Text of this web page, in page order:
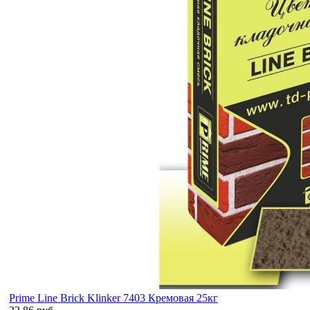
Prime Line Brick Klinker 7403 Кремовая 25кг